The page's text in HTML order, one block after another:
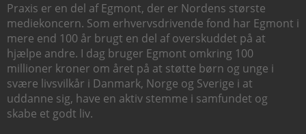
Praxis er en del af Egmont, der er Nordens største
mediekoncern. Som erhvervsdrivende fond har Egmont i
mere end 100 år brugt en del af overskuddet på at
hjælpe andre. I dag bruger Egmont omkring 100
millioner kroner om året på at støtte børn og unge i
svære livsvilkår i Danmark, Norge og Sverige i at
uddanne sig, have en aktiv stemme i samfundet og
skabe et godt liv.